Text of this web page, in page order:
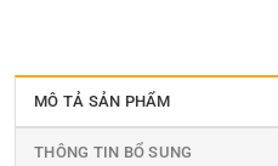
MÔ TẢ SẢN PHẨM
THÔNG TIN BỔ SUNG